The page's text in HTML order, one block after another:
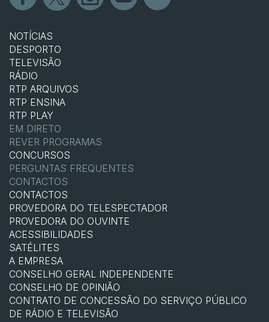
NOTÍCIAS
DESPORTO
TELEVISÃO
RÁDIO
RTP ARQUIVOS
RTP ENSINA
RTP PLAY
EM DIRETO
REVER PROGRAMAS
CONCURSOS
PERGUNTAS FREQUENTES
CONTACTOS
CONTACTOS
PROVEDORA DO TELESPECTADOR
PROVEDORA DO OUVINTE
ACESSIBILIDADES
SATÉLITES
A EMPRESA
CONSELHO GERAL INDEPENDENTE
CONSELHO DE OPINIÃO
CONTRATO DE CONCESSÃO DO SERVIÇO PÚBLICO
DE RÁDIO E TELEVISÃO